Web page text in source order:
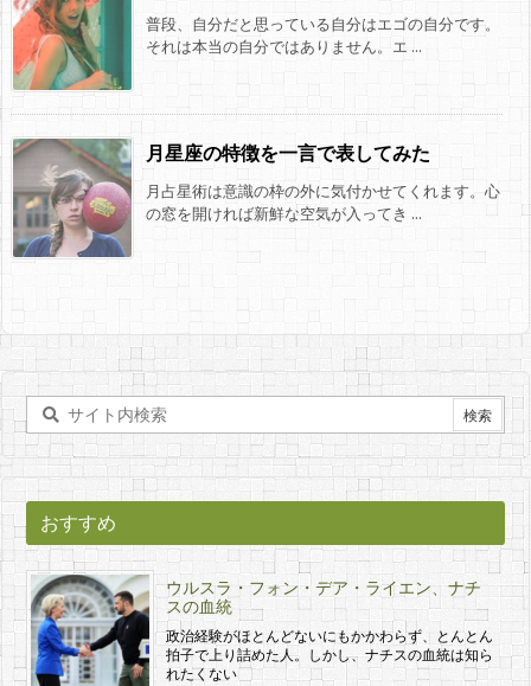
普段、自分だと思っている自分はエゴの自分です。
それは本当の自分ではありません。エ ...
月星座の特徴を一言で表してみた
月占星術は意識の枠の外に気付かせてくれます。心
の窓を開ければ新鮮な空気が入ってき ...
おすすめ
ウルスラ・フォン・デア・ライエン、ナチ
スの血統
政治経験がほとんどないにもかかわらず、とんとん
拍子で上り詰めた人。しかし、ナチスの血統は知ら
れたくない